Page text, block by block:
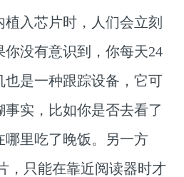
入芯片时，人们会立刻
没有意识到，你每天24
也是一种跟踪设备，它可
事实，比如你是否去看了
哪里吃了晚饭。另一方
，只能在靠近阅读器时才